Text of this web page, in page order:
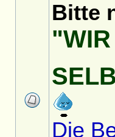
Bitte
Die